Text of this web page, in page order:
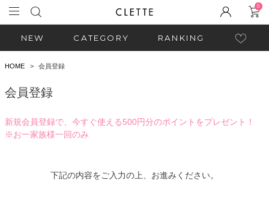
0
NEW CATEGORY RANKING
HOME 会員登録
会員登録
新規会員登録で、今すぐ使える500円分のポイントをプレゼント！
※お一家族様一回のみ
下記の内容をご入力の上、お進みください。